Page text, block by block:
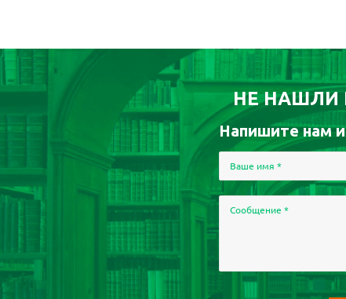
НЕ НАШЛИ
Напишите нам
Ваше имя *
Сообщение *